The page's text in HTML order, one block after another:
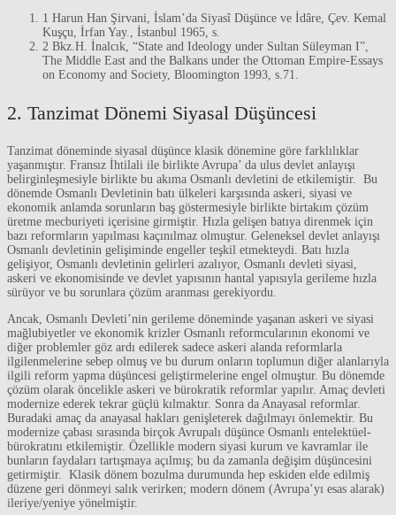
1 Harun Han Şirvani, İslam’da Siyasî Düşünce ve İdâre, Çev. Kemal
Kuşçu, İrfan Yay., İstanbul 1965, s.
2 Bkz.H. İnalcık, “State and Ideology under Sultan Süleyman I”,
The Middle East and the Balkans under the Ottoman Empire-Essays
on Economy and Society, Bloomington 1993, s.71.
2. Tanzimat Dönemi Siyasal Düşüncesi
Tanzimat döneminde siyasal düşünce klasik dönemine göre farklılıklar
yaşanmıştır. Fransız İhtilali ile birlikte Avrupa’ da ulus devlet anlayışı
belirginleşmesiyle birlikte bu akıma Osmanlı devletini de etkilemiştir. Bu
dönemde Osmanlı Devletinin batı ülkeleri karşısında askeri, siyasi ve
ekonomik anlamda sorunların baş göstermesiyle birlikte birtakım çözüm
üretme mecburiyeti içerisine girmiştir. Hızla gelişen batıya direnmek için
bazı reformların yapılması kaçınılmaz olmuştur. Geleneksel devlet anlayışı
Osmanlı devletinin gelişiminde engeller teşkil etmekteydi. Batı hızla
gelişiyor, Osmanlı devletinin gelirleri azalıyor, Osmanlı devleti siyasi,
askeri ve ekonomisinde ve devlet yapısının hantal yapısıyla gerileme hızla
sürüyor ve bu sorunlara çözüm aranması gerekiyordu.
Ancak, Osmanlı Devleti’nin gerileme döneminde yaşanan askeri ve siyasi
mağlubiyetler ve ekonomik krizler Osmanlı reformcularının ekonomi ve
diğer problemler göz ardı edilerek sadece askeri alanda reformlarla
ilgilenmelerine sebep olmuş ve bu durum onların toplumun diğer alanlarıyla
ilgili reform yapma düşüncesi geliştirmelerine engel olmuştur. Bu dönemde
çözüm olarak öncelikle askeri ve bürokratik reformlar yapılır. Amaç devleti
modernize ederek tekrar güçlü kılmaktır. Sonra da Anayasal reformlar.
Buradaki amaç da anayasal hakları genişleterek dağılmayı önlemektir. Bu
modernize çabası sırasında birçok Avrupalı düşünce Osmanlı entelektüel-
bürokratını etkilemiştir. Özellikle modern siyasi kurum ve kavramlar ile
bunların faydaları tartışmaya açılmış; bu da zamanla değişim düşüncesini
getirmiştir. Klasik dönem bozulma durumunda hep eskiden elde edilmiş
düzene geri dönmeyi salık verirken; modern dönem (Avrupa’yı esas alarak)
ileriye/yeniye yönelmiştir.